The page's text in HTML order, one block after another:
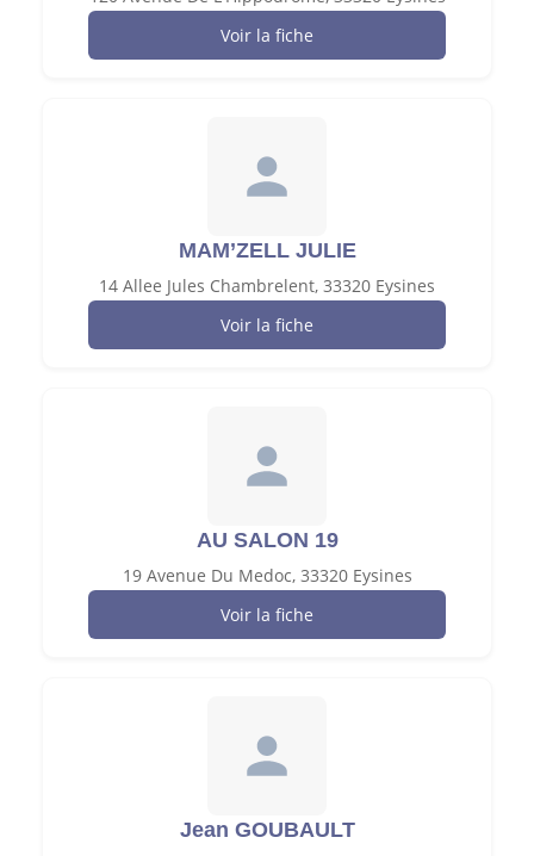
Voir la fiche
MAM’ZELL JULIE
14 Allee Jules Chambrelent, 33320 Eysines
Voir la fiche
AU SALON 19
19 Avenue Du Medoc, 33320 Eysines
Voir la fiche
Jean GOUBAULT